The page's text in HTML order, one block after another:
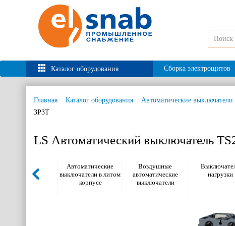
Каталог оборудования Сборка электрощитов
Главная Каталог оборудования Автоматические
3P3T
LS Автоматический выключатель
Автоматические
выключатели в литом
корпусе
Воздушные
автоматические
выключатели
нагрузки